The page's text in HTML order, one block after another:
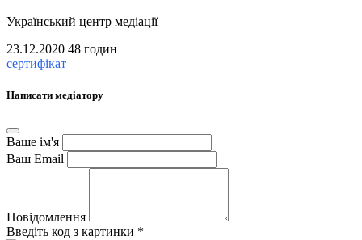
Український центр медіації
23.12.2020 48 годин
сертифікат
Написати медіатору
Ваше ім'я
Ваш Email
Повідомлення
Введіть код з картинки *